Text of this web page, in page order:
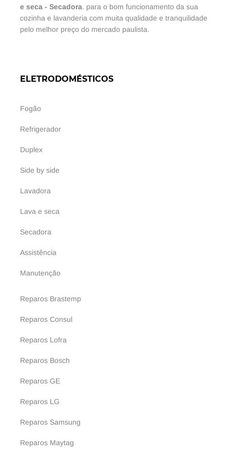
e seca - Secadora. para o bom funcionamento da sua
cozinha e lavanderia com muita qualidade e tranquilidade
pelo melhor preço do mercado paulista.
ELETRODOMÉSTICOS
Fogão
Refrigerador
Duplex
Side by side
Lavadora
Lava e seca
Secadora
Assistência
Manutenção
Reparos Brastemp
Reparos Consul
Reparos Lofra
Reparos Bosch
Reparos GE
Reparos LG
Reparos Samsung
Reparos Maytag